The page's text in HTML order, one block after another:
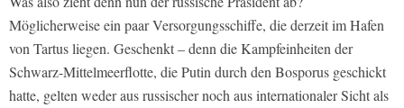
Möglicherweise ein paar Versorgungsschiffe, die derzeit im Hafen
von Tartus liegen. Geschenkt – denn die Kampfeinheiten der
Schwarz-Mittelmeerflotte, die Putin durch den Bosporus geschickt
hatte, gelten weder aus russischer noch aus internationaler Sicht als